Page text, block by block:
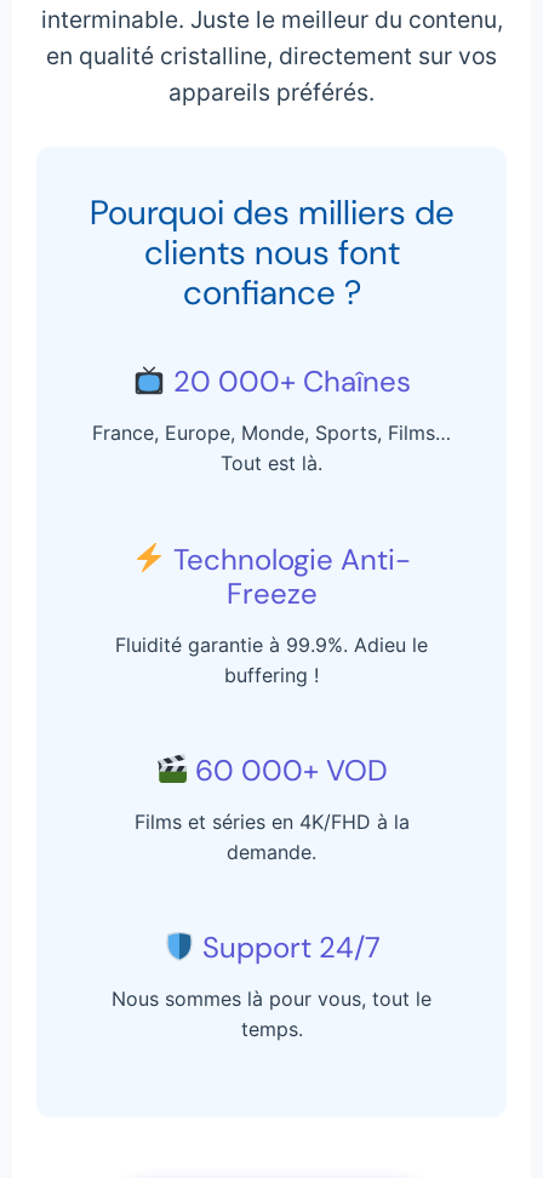
interminable. Juste le meilleur du contenu,
en qualité cristalline, directement sur vos
appareils préférés.
Pourquoi des milliers de
clients nous font
confiance ?
20 000+ Chaînes
France, Europe, Monde, Sports, Films…
Tout est là.
Technologie Anti-
Freeze
Fluidité garantie à 99.9%. Adieu le
buffering !
60 000+ VOD
Films et séries en 4K/FHD à la
demande.
Support 24/7
Nous sommes là pour vous, tout le
temps.